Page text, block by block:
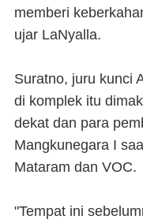
memberi
ujar LaNyalla.
Suratno, juru kunci
di komplek itu
dekat dan para
Mangkunegara I
Mataram dan VOC.
"Tempat ini